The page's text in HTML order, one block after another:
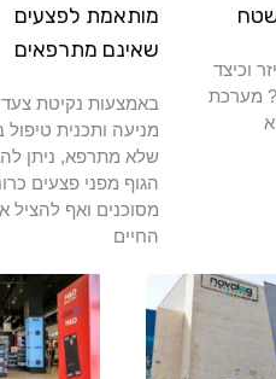
וכיצד
מערכת
מותאמת לפצעים
שאינם מתרפאים
באמצעות נקיטת
מניעה ותכנית
שלא מתרפא, ניתן
הגוף מפני פצעים
מסוכנים ואף להציל
החיים